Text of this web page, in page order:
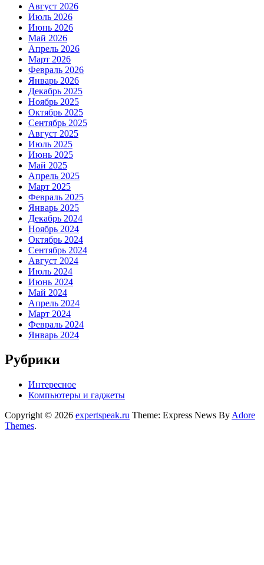
Август 2026
Июль 2026
Июнь 2026
Май 2026
Апрель 2026
Март 2026
Февраль 2026
Январь 2026
Декабрь 2025
Ноябрь 2025
Октябрь 2025
Сентябрь 2025
Август 2025
Июль 2025
Июнь 2025
Май 2025
Апрель 2025
Март 2025
Февраль 2025
Январь 2025
Декабрь 2024
Ноябрь 2024
Октябрь 2024
Сентябрь 2024
Август 2024
Июль 2024
Июнь 2024
Май 2024
Апрель 2024
Март 2024
Февраль 2024
Январь 2024
Рубрики
Интересное
Компьютеры и гаджеты
Copyright © 2026 expertspeak.ru Theme: Express News By Adore
Themes.